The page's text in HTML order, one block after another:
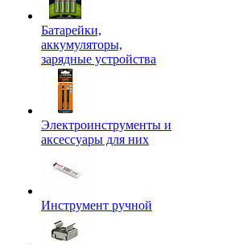
Батарейки,
аккумуляторы,
зарядные устройства
Электроинструменты и
аксессуары для них
Инструмент ручной